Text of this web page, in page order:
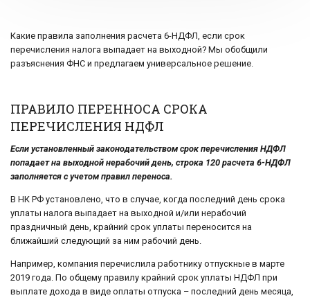
Какие правила заполнения расчета 6-НДФЛ, если срок
перечисления налога выпадает на выходной? Мы обобщили
разъяснения ФНС и предлагаем универсальное решение.
ПРАВИЛО ПЕРЕННОСА СРОКА
ПЕРЕЧИСЛЕНИЯ НДФЛ
Если установленный законодательством срок перечисления НДФЛ
попадает на выходной нерабочий день, строка 120 расчета 6-НДФЛ
заполняется с учетом правил переноса.
В НК РФ установлено, что в случае, когда последний день срока
уплаты налога выпадает на выходной и/или нерабочий
праздничный день, крайний срок уплаты переносится на
ближайший следующий за ним рабочий день.
Например, компания перечислила работнику отпускные в марте
2019 года. По общему правилу крайний срок уплаты НДФЛ при
выплате дохода в виде оплаты отпуска – последний день месяца,